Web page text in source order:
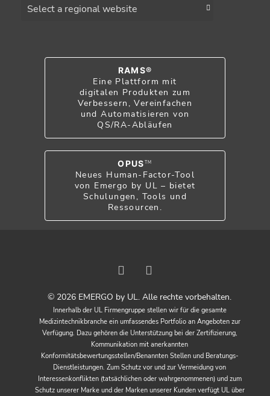
RAMS®
Eine Plattform mit
digitalen Produkten zum
Verbessern, Vereinfachen
und Automatisieren von
QS/RA-Abläufen
OPUS TM
Neues Human-Factor-Tool
von Emergo by UL – bietet
Schulungen, Tools und
Ressourcen.
© 2026 EMERGO by UL. Alle rechte vorbehalten.
Innerhalb der UL Firmengruppe stellen wir für die gesamte
Medizintechnikbranche ein umfassendes Portfolio an Angeboten zur
Verfügung. Dazu gehören die Unterstützung bei der Zertifizierung,
Kommunikation mit anerkannten
Konformitätsbewertungsstellen/Benannten Stellen und Beratungs-
Dienstleistungen. Zum Schutz vor und zur Vermeidung von
Interessenkonflikten (tatsächlichen oder wahrgenommenen) und zum
Schutz unserer Marke und der Marken unserer Kunden verfügt UL über